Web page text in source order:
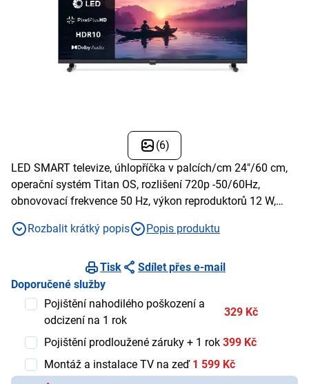
(6)
LED SMART televize, úhlopříčka v palcích/cm 24"/60 cm,
operační systém Titan OS, rozlišení 720p -50/60Hz,
obnovovací frekvence 50 Hz, výkon reproduktorů 12 W,
Eko senzor
Rozbalit krátký popis Popis produktu
Tisk
Sdílet přes e-mail
Doporučené služby
Pojištění nahodilého poškození a
odcizení na 1 rok
329 Kč
Pojištění prodloužené záruky + 1 rok 399 Kč
Montáž a instalace TV na zeď 1 599 Kč